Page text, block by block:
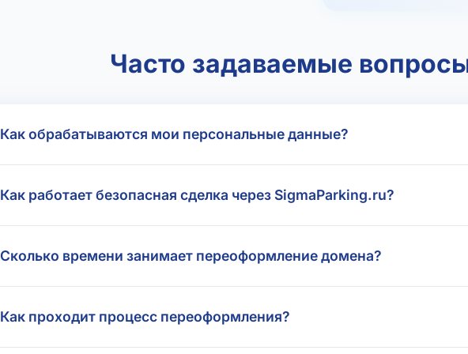
Часто задаваемые
Как обрабатываются мои персональные данные?
Как работает безопасная сделка через SigmaParking.ru?
Сколько времени занимает переоформление домена?
Как проходит процесс переоформления?